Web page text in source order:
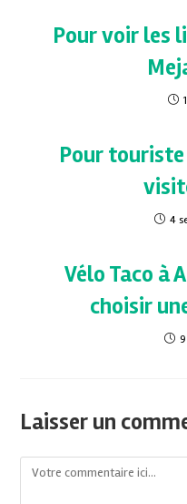
Pour voir les
Pour
4
Vélo Taco à
choisir
Laisser un